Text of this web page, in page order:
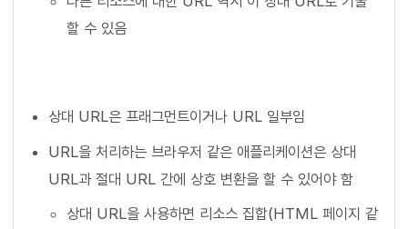
할 수 있음
상대 URL은 프래그먼트이거나 URL 일부임
URL을 처리하는 브라우저 같은 애플리케이션은 상대
URL과 절대 URL 간에 상호 변환을 할 수 있어야 함
상대 URL을 사용하면 리소스 집합(HTML 페이지 같